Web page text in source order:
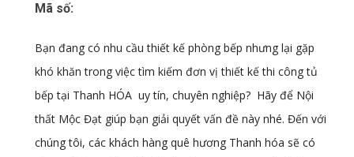
Mã số:
Bạn đang có nhu cầu thiết kế phòng bếp nhưng lại gặp
khó khăn trong việc tìm kiếm đơn vị thiết kế thi công tủ
bếp tại Thanh HÓA uy tín, chuyên nghiệp? Hãy để Nội
thất Mộc Đạt giúp bạn giải quyết vấn đề này nhé. Đến với
chúng tôi, các khách hàng quê hương Thanh hóa sẽ có